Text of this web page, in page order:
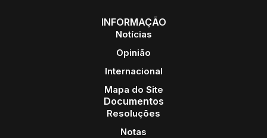
INFORMAÇÃO
Notícias
Opinião
Internacional
Mapa do Site
Documentos
Resoluções
Notas